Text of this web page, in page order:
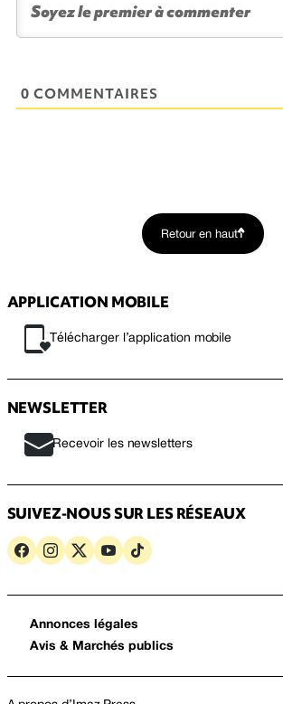
0 COMMENTAIRES
Retour en haut
APPLICATION MOBILE
Télécharger l’application mobile
NEWSLETTER
Recevoir les newsletters
SUIVEZ-NOUS SUR LES RÉSEAUX
Annonces légales
Avis & Marchés publics